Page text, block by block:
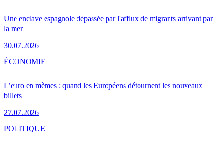
Une enclave espagnole dépassée par l'afflux de migrants arrivant par
la mer
30.07.2026
L’euro en mèmes : quand les Européens détournent les nouveaux
billets
27.07.2026
ÉCONOMIE
POLITIQUE